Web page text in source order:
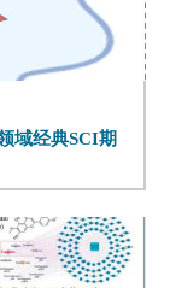
域经典SCI期